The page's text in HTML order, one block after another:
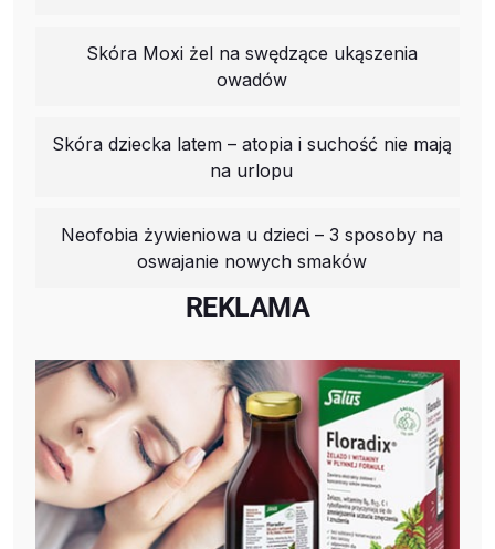
Skóra Moxi żel na swędzące ukąszenia
owadów
Skóra dziecka latem – atopia i suchość nie mają
na urlopu
Neofobia żywieniowa u dzieci – 3 sposoby na
oswajanie nowych smaków
REKLAMA